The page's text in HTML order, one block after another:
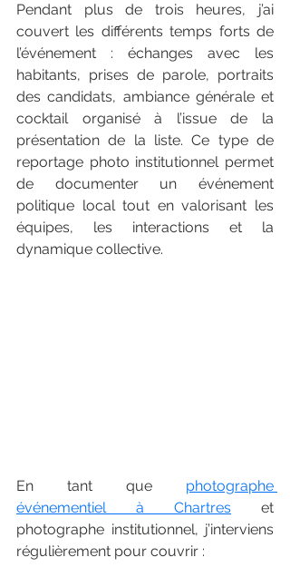
Pendant plus de trois heures, j’ai
couvert les différents temps forts de
l’événement : échanges avec les
habitants, prises de parole, portraits
des candidats, ambiance générale et
cocktail organisé à l’issue de la
présentation de la liste. Ce type de
reportage photo institutionnel permet
de documenter un événement
politique local tout en valorisant les
équipes, les interactions et la
dynamique collective.
En tant que photographe
événementiel à Chartres et
photographe institutionnel, j’interviens
régulièrement pour couvrir :